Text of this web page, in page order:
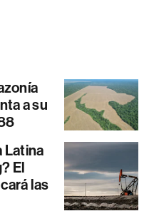
a su
Latina
El
las